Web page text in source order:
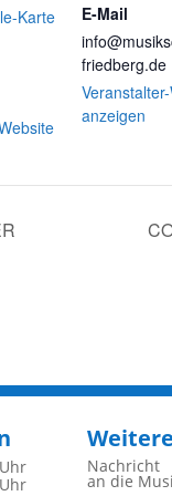
Karte
E-Mail
friedberg.de
anzeigen
Nachricht
an die